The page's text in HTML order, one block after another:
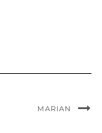
MARIAN